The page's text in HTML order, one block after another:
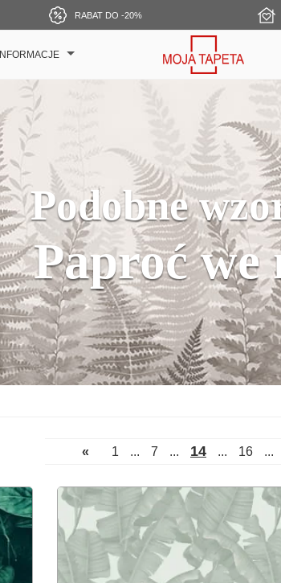
RABAT DO -20%
INFORMACJE
Podobne
Paproć we
« 1 ... 7 ... 14 ... 16 ...